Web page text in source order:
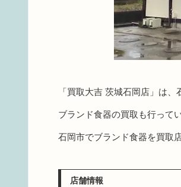
「買取大吉 茨城石岡店」は
ブランド食器の買取も行って
石岡市でブランド食器を買取
店舗情報